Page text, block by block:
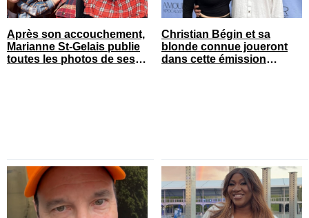
Après son accouchement,
Marianne St-Gelais publie
toutes les photos de ses
Christian Bégin et sa
blonde connue joueront
dans cette émission